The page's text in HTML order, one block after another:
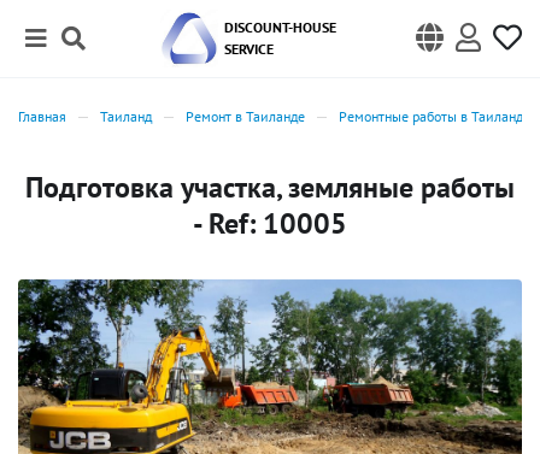
DISCOUNT-HOUSE
SERVICE
Главная Таиланд Ремонт в Таиланде Ремонтные работы в Таиланде
Подготовка участка, земляные работы
- Ref: 10005